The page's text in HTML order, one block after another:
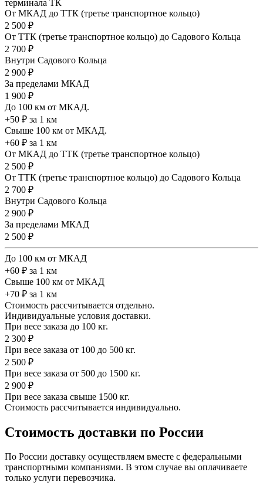
терминала ТК
От МКАД до ТТК (третье транспортное кольцо)
2 500 ₽
От ТТК (третье транспортное кольцо) до Садового Кольца
2 700 ₽
Внутри Садового Кольца
2 900 ₽
За пределами МКАД
1 900 ₽
До 100 км от МКАД.
+50 ₽ за 1 км
Свыше 100 км от МКАД.
+60 ₽ за 1 км
От МКАД до ТТК (третье транспортное кольцо)
2 500 ₽
От ТТК (третье транспортное кольцо) до Садового Кольца
2 700 ₽
Внутри Садового Кольца
2 900 ₽
За пределами МКАД
2 500 ₽
До 100 км от МКАД
+60 ₽ за 1 км
Свыше 100 км от МКАД
+70 ₽ за 1 км
Стоимость рассчитывается отдельно.
Индивидуальные условия доставки.
При весе заказа до 100 кг.
2 300 ₽
При весе заказа от 100 до 500 кг.
2 500 ₽
При весе заказа от 500 до 1500 кг.
2 900 ₽
При весе заказа свыше 1500 кг.
Стоимость рассчитывается индивидуально.
Стоимость доставки по России
По России доставку осуществляем вместе с федеральными
транспортными компаниями. В этом случае вы оплачиваете
только услуги перевозчика.